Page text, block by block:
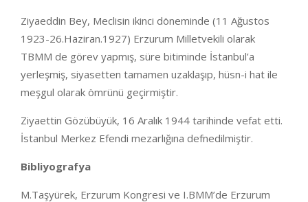
Ziyaeddin Bey, Meclisin ikinci döneminde (11 Ağustos
1923-26.Haziran.1927) Erzurum Milletvekili olarak
TBMM de görev yapmış, süre bitiminde İstanbul’a
yerleşmiş, siyasetten tamamen uzaklaşıp, hüsn-i hat ile
meşgul olarak ömrünü geçirmiştir.
Ziyaettin Gözübüyük, 16 Aralık 1944 tarihinde vefat etti.
İstanbul Merkez Efendi mezarlığına defnedilmiştir.
Bibliyografya
M.Taşyürek, Erzurum Kongresi ve I.BMM’de Erzurum